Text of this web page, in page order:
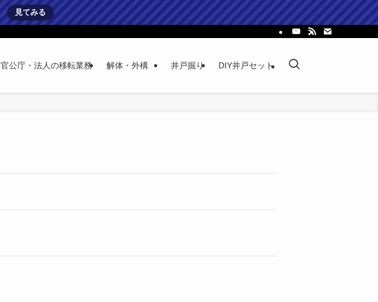
見てみる
官公庁・法人の移転業務 解体・外構 井戸掘り DIY井戸セット